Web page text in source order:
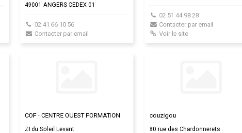
49001 ANGERS CEDEX 01
02 41 66 10 56
Contacter par email
02 51 44 98 28
Contacter par email
Voir le site
COF - CENTRE OUEST FORMATION
ZI du Soleil Levant
couzigou
80 rue des Chardonnerets